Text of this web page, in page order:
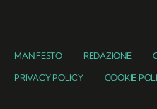
MANIFESTO REDAZIONE
PRIVACY POLICY COOKIE